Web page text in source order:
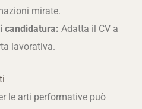
mirate.
candidatura: Adatta il CV a
lavorativa.
le arti performative può